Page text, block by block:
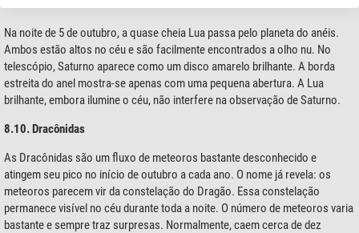
Na noite de 5 de outubro, a quase cheia Lua passa pelo planeta do anéis.
Ambos estão altos no céu e são facilmente encontrados a olho nu. No
telescópio, Saturno aparece como um disco amarelo brilhante. A borda
estreita do anel mostra-se apenas com uma pequena abertura. A Lua
brilhante, embora ilumine o céu, não interfere na observação de Saturno.
8.10. Dracônidas
As Dracônidas são um fluxo de meteoros bastante desconhecido e
atingem seu pico no início de outubro a cada ano. O nome já revela: os
meteoros parecem vir da constelação do Dragão. Essa constelação
permanece visível no céu durante toda a noite. O número de meteoros varia
bastante e sempre traz surpresas. Normalmente, caem cerca de dez